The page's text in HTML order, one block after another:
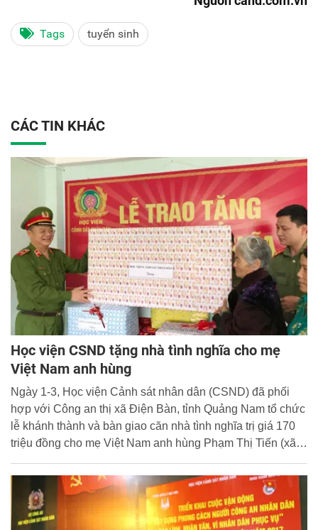
Tags tuyển sinh
CÁC TIN KHÁC
Học viện CSND tặng nhà tình nghĩa cho mẹ
Việt Nam anh hùng
Ngày 1-3, Học viện Cảnh sát nhân dân (CSND) đã phối
hợp với Công an thị xã Điện Bàn, tỉnh Quảng Nam tổ chức
lễ khánh thành và bàn giao căn nhà tình nghĩa trị giá 170
triệu đồng cho mẹ Việt Nam anh hùng Phạm Thị Tiến (xã